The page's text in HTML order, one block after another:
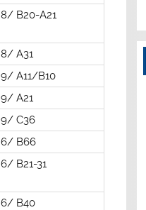
8/ B20-A21
8/ A31
9/ A11/B10
9/ A21
9/ C36
6/ B66
6/ B21-31
6/ B40